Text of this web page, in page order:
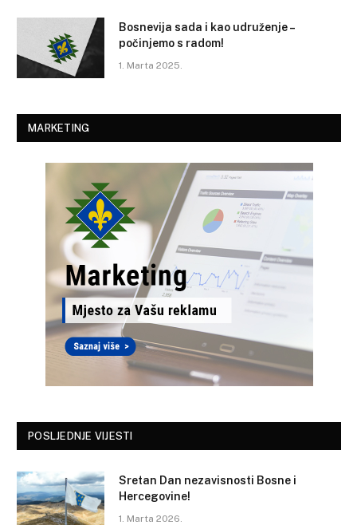
Bosnevija sada i kao udruženje –
počinjemo s radom!
1. Marta 2025.
MARKETING
POSLJEDNJE VIJESTI
Sretan Dan nezavisnosti Bosne i
Hercegovine!
1. Marta 2026.